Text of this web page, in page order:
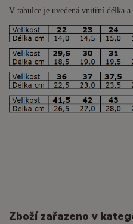
V tabulce je uvedená vnitřní délka
Zboží zařazeno v